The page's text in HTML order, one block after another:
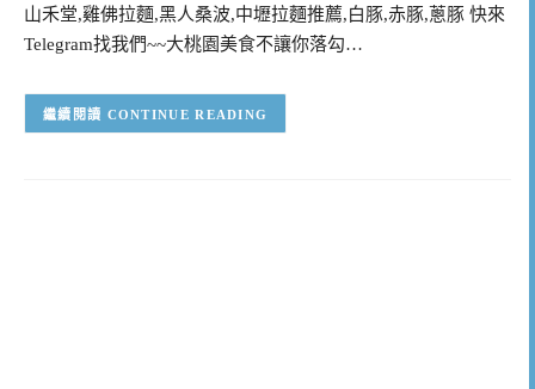
山禾堂,雞佛拉麵,黑人桑波,中壢拉麵推薦,白豚,赤豚,蔥豚 快來
Telegram找我們~~大桃園美食不讓你落勾…
CONTINUE READING